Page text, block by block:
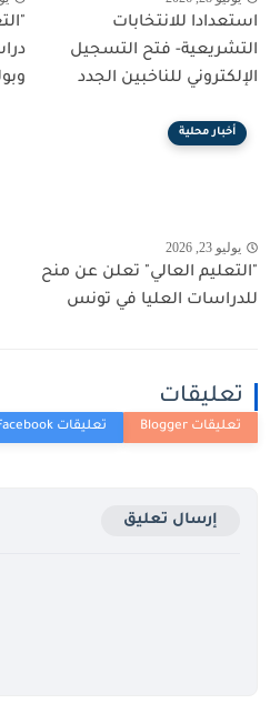
استعدادا للانتخابات
التشريعية- فتح التسجيل
الإلكتروني للناخبين الجدد
أخبار محلية
يوليو 23, 2026
"التعليم العالي" تعلن عن منح
للدراسات العليا في تونس
تعليقات
إرسال تعليق